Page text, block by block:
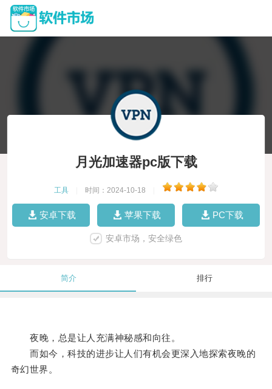
月光加速器pc版下载
工具 时间：2024-10-18
安卓下载 苹果下载 PC下载
安卓市场，安全绿色
简介 排行
夜晚，总是让人充满神秘感和向往。
而如今，科技的进步让人们有机会更深入地探索夜晚的
奇幻世界。